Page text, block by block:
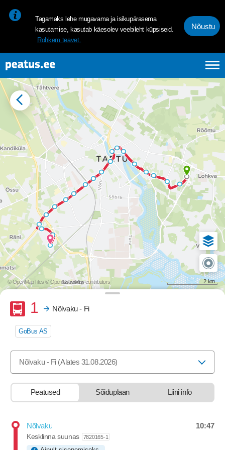
Tagamaks lehe mugavama ja isikupärasema
kasutamise, kasutab käesolev veebileht küpsiseid.
Rohkem teavet.
Nõustu
© OpenMapTiles © OpenStreetMap contributors 2 km
Buss
1 Nõlvaku - Fi
GoBus AS
Nõlvaku - Fi (Alates 31.08.2026)
Peatused Sõiduplaan Liini info
Nõlvaku Departure
10:47
Kesklinna suunas 7820165-1